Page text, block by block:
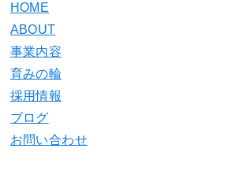
HOME
ABOUT
事業内容
育みの輪
採用情報
ブログ
お問い合わせ